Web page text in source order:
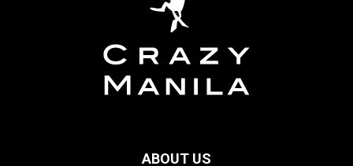
ABOUT US